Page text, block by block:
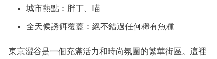
城市熱點：胖丁、喵
全天候誘餌覆蓋：絕不錯過任何稀有魚種
東京澀谷是一個充滿活力和時尚氛圍的繁華街區。這裡